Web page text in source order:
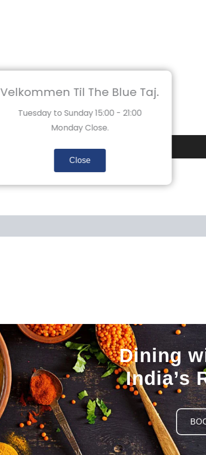
Dining
India’s
Velkommen Til The Blue Taj.
Tuesday to Sunday 15:00 - 21:00
Monday Close.
Close